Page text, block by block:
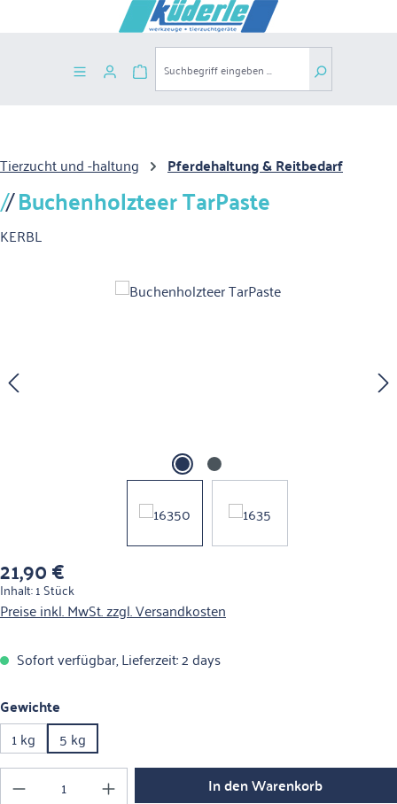
Zum Hauptinhalt springen
Warenkorb enthält 0 Positionen. Der
Tierzucht und -haltung Pferdehaltung & Reitbedarf
Buchenholzteer TarPaste
KERBL
Bildergalerie überspringen
Regulärer Preis:
21,90 €
Inhalt:1 Stück
Preise inkl. MwSt. zzgl. Versandkosten
Sofort verfügbar, Lieferzeit: 2 days
Gewichte
1 kg 5 kg
Produkt Anzahl: Gib den gewünschten Wert
In den Warenkorb